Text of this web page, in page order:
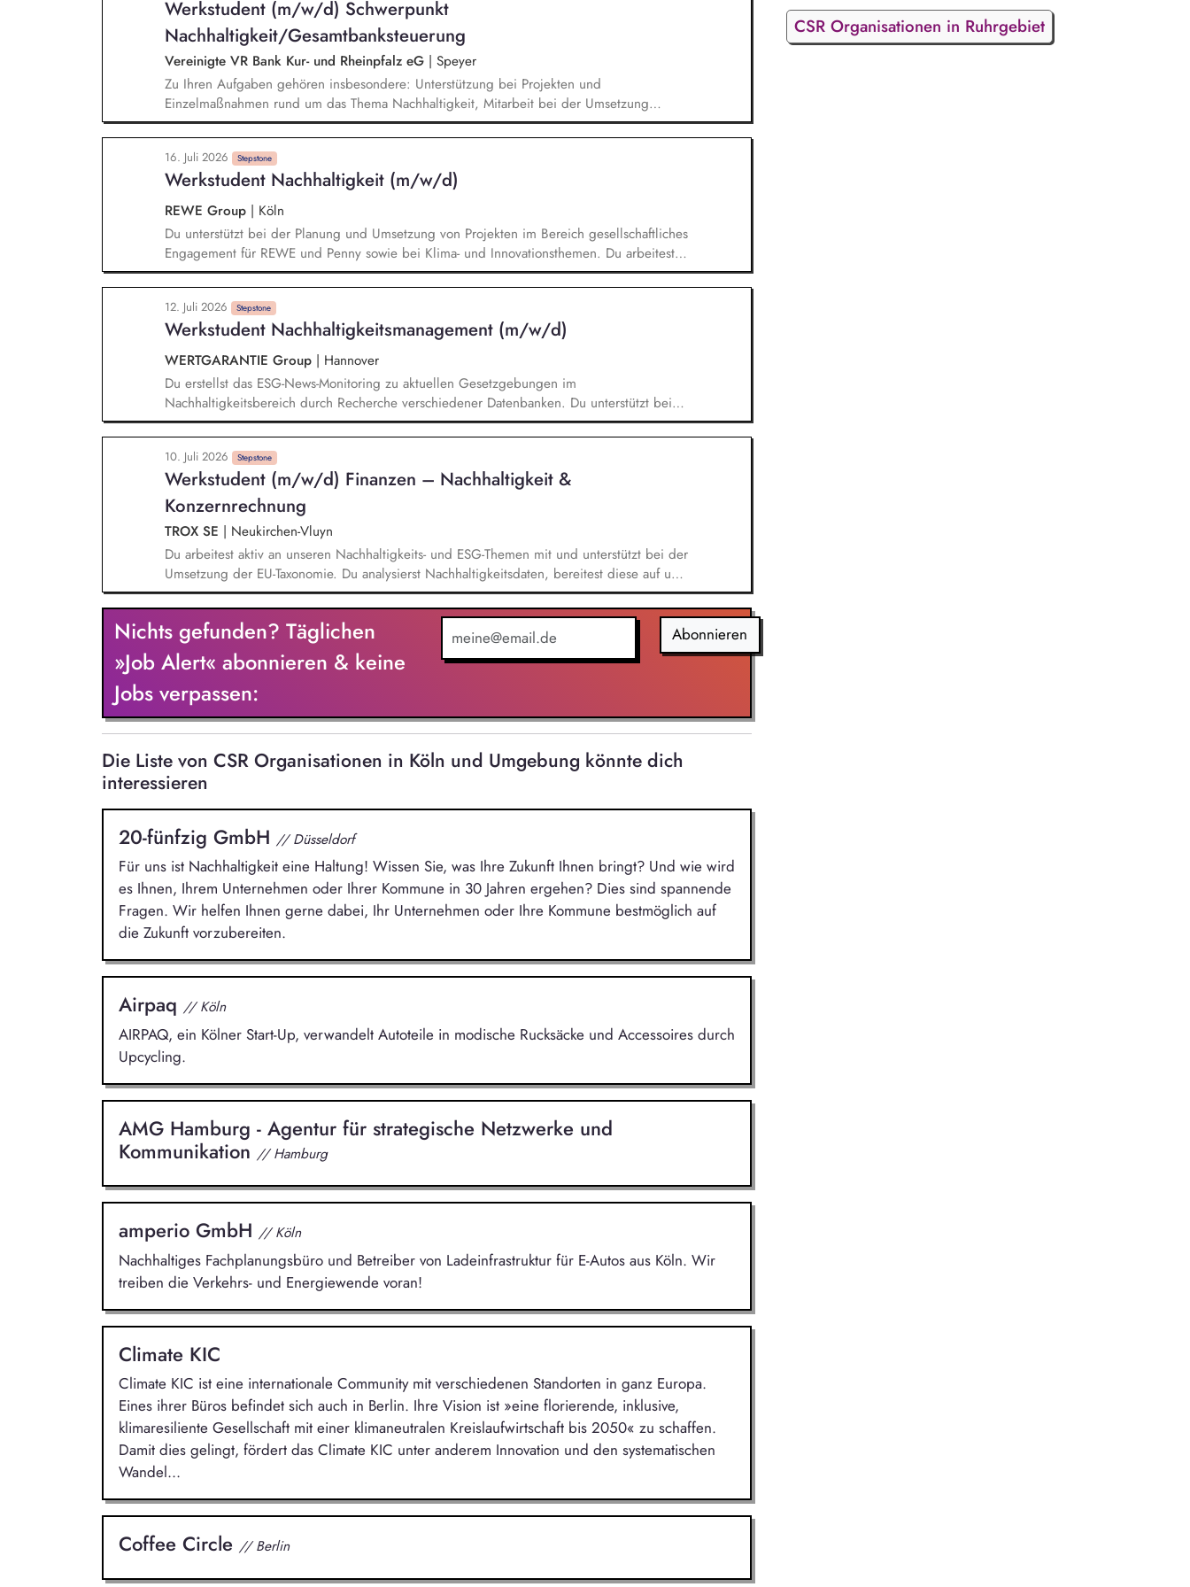
(GT-)Gremien ein.
Werkstudent (m/w/d) Schwerpunkt
Nachhaltigkeit/Gesamtbanksteuerung
Vereinigte VR Bank Kur- und Rheinpfalz eG | Speyer
Zu Ihren Aufgaben gehören insbesondere: Unterstützung bei Projekten und
Einzelmaßnahmen rund um das Thema Nachhaltigkeit, Mitarbeit bei der Umsetzung
regulatorischer Nachhaltigkeitsanforderungen, Unterstützung bei der Erstellung des
Nachhaltigkeitsberichts sowie der Klimabilanz, Recherche, Aufbereitung und Analyse
aktueller Nachhaltigkeitsthemen, Mitarbeit bei Aufgaben im ESG-Risikomanagement,
insbesondere bei fachlichen Ausarbeitungen und Analysen, Unterstützung bei der
Erstellung von Präsentationen, Auswertungen und Entscheidungsunterlagen
16. Juli 2026 Stepstone
Werkstudent Nachhaltigkeit (m/w/d)
REWE Group | Köln
Du unterstützt bei der Planung und Umsetzung von Projekten im Bereich gesellschaftliches
Engagement für REWE und Penny sowie bei Klima- und Innovationsthemen. Du arbeitest
aktiv bei der internen und externen Kommunikation zu unseren Projekten mit. Du erstellst
Analysen, Präsentationen und Entscheidungsvorlagen und bringst deine Ideen in die
Weiterentwicklung unserer Nachhaltigkeitsaktivitäten ein. Du übernimmst
Eigenverantwortung für Teilprojekte und definierte Aufgabenbereiche sowie alltägliche
Aufgaben im Team.
12. Juli 2026 Stepstone
Werkstudent Nachhaltigkeitsmanagement (m/w/d)
WERTGARANTIE Group | Hannover
Du erstellst das ESG-News-Monitoring zu aktuellen Gesetzgebungen im
Nachhaltigkeitsbereich durch Recherche verschiedener Datenbanken. Du unterstützt bei
der Planung und Umsetzung von aktuellen Nachhaltigkeitsprojekten und -Maßnahmen auf
Unternehmensebene. Du übernimmst Aufgaben in unseren vielfältigen Themenfeldern,
u.a. Kreislaufwirtschaft, Aktive Mobilität, Soziale Nachhaltigkeit,
Nachhaltigkeitskommunikation. Du bist in die Erstellung des Nachhaltigkeitsberichts und
die Erhebung entsprechender Kennzahlen (insb. CO2-Bilanz) eingebunden.
10. Juli 2026 Stepstone
Werkstudent (m/w/d) Finanzen – Nachhaltigkeit &
Konzernrechnung
TROX SE | Neukirchen-Vluyn
Du arbeitest aktiv an unseren Nachhaltigkeits- und ESG-Themen mit und unterstützt bei der
Umsetzung der EU-Taxonomie. Du analysierst Nachhaltigkeitsdaten, bereitest diese auf und
leistest damit einen wichtigen Beitrag zum Konzernreporting. Du erstellst aussagekräftige
Präsentationen für das Finanzreporting. Du wirkst bei der Einführung einer modernen
Business-Intelligence-Lösung (BI) zur Digitalisierung unseres Nachhaltigkeitsreportings mit.
Nichts gefunden? Täglichen
»Job Alert« abonnieren & keine
Jobs verpassen:
Abonnieren
Die Liste von CSR Organisationen in Köln und Umgebung könnte dich
interessieren
20-fünfzig GmbH // Düsseldorf
Für uns ist Nachhaltigkeit eine Haltung! Wissen Sie, was Ihre Zukunft Ihnen bringt? Und wie wird
es Ihnen, Ihrem Unternehmen oder Ihrer Kommune in 30 Jahren ergehen? Dies sind spannende
Fragen. Wir helfen Ihnen gerne dabei, Ihr Unternehmen oder Ihre Kommune bestmöglich auf
die Zukunft vorzubereiten.
Airpaq // Köln
AIRPAQ, ein Kölner Start-Up, verwandelt Autoteile in modische Rucksäcke und Accessoires durch
Upcycling.
AMG Hamburg - Agentur für strategische Netzwerke und
Kommunikation // Hamburg
amperio GmbH // Köln
Nachhaltiges Fachplanungsbüro und Betreiber von Ladeinfrastruktur für E-Autos aus Köln. Wir
treiben die Verkehrs- und Energiewende voran!
Climate KIC
Climate KIC ist eine internationale Community mit verschiedenen Standorten in ganz Europa.
Eines ihrer Büros befindet sich auch in Berlin. Ihre Vision ist »eine florierende, inklusive,
klimaresiliente Gesellschaft mit einer klimaneutralen Kreislaufwirtschaft bis 2050« zu schaffen.
Damit dies gelingt, fördert das Climate KIC unter anderem Innovation und den systematischen
Wandel...
Coffee Circle // Berlin
CSR Organisationen in Ruhrgebiet